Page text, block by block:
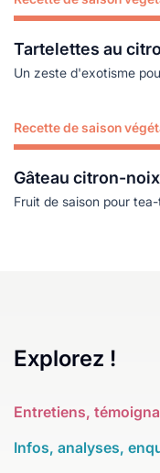
Tartelettes au
Un zeste d'exotisme
Recette de saison
Gâteau citron-noix
Fruit de saison pour
Lire plus
Explorez !
Entretiens,
Infos, analyses,